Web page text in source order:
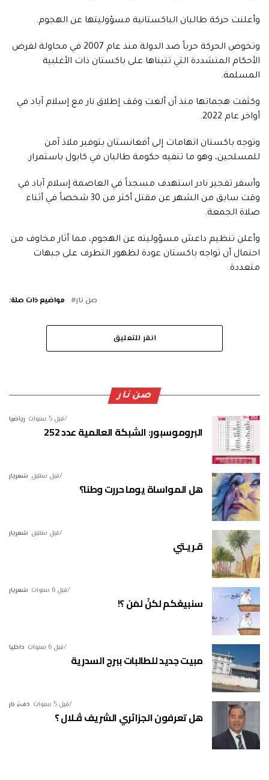
وأعلنت حركة طالبان الباكستانية ‌مسؤوليتها عن ‌الهجوم.
وتخوض الحركة حرباً ضد ​الدولة منذ عام ‌2007 في محاولة لفرض
الأحكام المتشددة ‌التي تتبناها على باكستان ذات الأغلبية
المسلمة.
وكثفت هجماتها منذ أن ألغت وقف إطلاق نار مع إسلام آباد ‌في
أواخر عام 2022.
وتوجه باكستان اتهامات إلى أفغانستان بتوفير ملاذ آمن
⁠للمسلحين، وهو ⁠ما تنفيه حكومة طالبان في كابول باستمرار.
وأسفر تفجير نادر استهدف مسجداً في العاصمة إسلام آباد في
وقت سابق من الشهر عن مقتل أكثر من 30 شخصاً في أثناء
صلاة الجمعة.
وأعلن تنظيم داعش مسؤوليته عن الهجوم، مما أثار مخاوف من
احتمال أن ​تواجه باكستان عودة ​لظهور التطرف على جبهات
متعددة.
مواضيع ذات صلة: صن نار
انقر للتعليق
صن نار
رياضيا قبل 5 سنوات
البروموسبور: الشبكة العالمية عدد 252
شعريار قبل سنتين
هل المواساة يوما حررت وطنا؟
شعريار قبل سنتين
قـريـتي
شعريار قبل 6 سنوات
سنبيعُكم لكنْ لمَن ؟!
داخليا قبل 6 سنوات
مبيت جديد للطالبات ببرج السدرية
دفءُ نار قبل 5 سنوات
هل تعرفون الجزائري الشريف ڤـلال ؟